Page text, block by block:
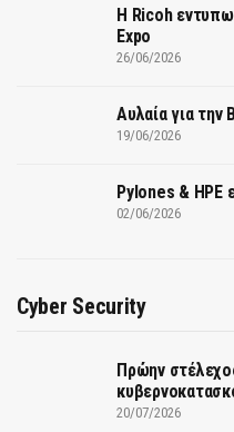
Η Ricoh
Expo
26/06/2026
Αυλαία για την
19/06/2026
Pylones & HPE
02/06/2026
Cyber Security
Πρώην
20/07/2026